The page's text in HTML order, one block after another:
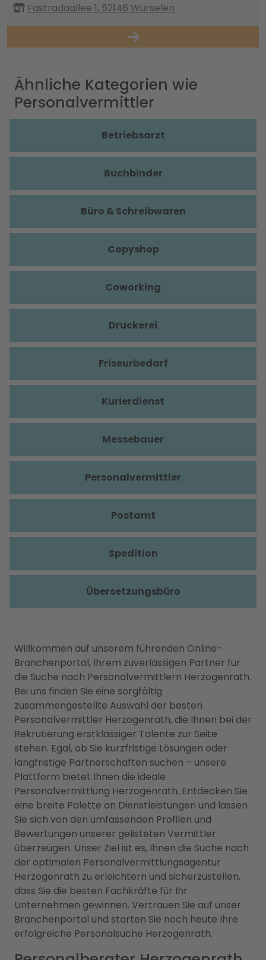
Willkommen auf unserem führenden Online-
Branchenportal, Ihrem zuverlässigen Partner für
die Suche nach Personalvermittlern Herzogenrath.
Bei uns finden Sie eine sorgfältig
zusammengestellte Auswahl der besten
Personalvermittler Herzogenrath, die Ihnen bei der
Rekrutierung erstklassiger Talente zur Seite
stehen. Egal, ob Sie kurzfristige Lösungen oder
langfristige Partnerschaften suchen – unsere
Plattform bietet Ihnen die ideale
Personalvermittlung Herzogenrath. Entdecken Sie
eine breite Palette an Dienstleistungen und lassen
Sie sich von den umfassenden Profilen und
Bewertungen unserer gelisteten Vermittler
überzeugen. Unser Ziel ist es, Ihnen die Suche nach
der optimalen Personalvermittlungsagentur
Herzogenrath zu erleichtern und sicherzustellen,
dass Sie die besten Fachkräfte für Ihr
Unternehmen gewinnen. Vertrauen Sie auf unser
Branchenportal und starten Sie noch heute Ihre
erfolgreiche Personalsuche Herzogenrath.
Fastradaallee 1, 52146 Würselen
Ähnliche Kategorien wie
Personalvermittler
Betriebsarzt
Buchbinder
Büro & Schreibwaren
Copyshop
Coworking
Druckerei
Friseurbedarf
Kurierdienst
Messebauer
Personalvermittler
Postamt
Spedition
Übersetzungsbüro